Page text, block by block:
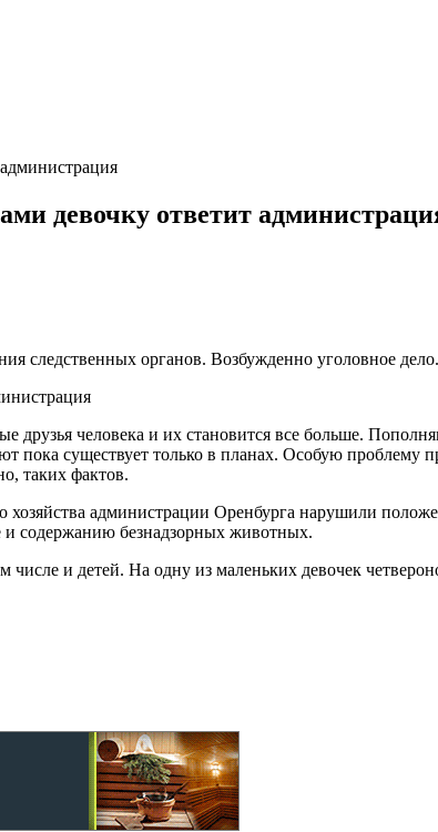
девочку ответит
следственных органов. Возбужденно уголовное дело.
друзья человека и их становится все больше.
существует только в планах. Особую проблему
таких фактов.
администрации Оренбурга нарушили
и содержанию безнадзорных животных.
и детей. На одну из маленьких девочек